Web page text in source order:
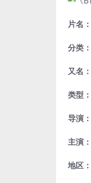
片名：
分类：
又名：
类型：
导演：
主演：
地区：